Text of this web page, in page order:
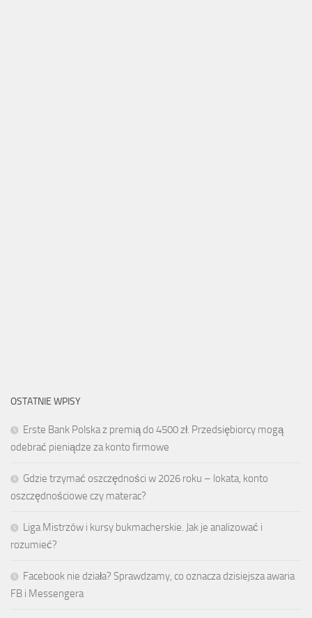
OSTATNIE WPISY
Erste Bank Polska z premią do 4500 zł. Przedsiębiorcy mogą
odebrać pieniądze za konto firmowe
Gdzie trzymać oszczędności w 2026 roku – lokata, konto
oszczędnościowe czy materac?
Liga Mistrzów i kursy bukmacherskie. Jak je analizować i
rozumieć?
Facebook nie działa? Sprawdzamy, co oznacza dzisiejsza awaria
FB i Messengera